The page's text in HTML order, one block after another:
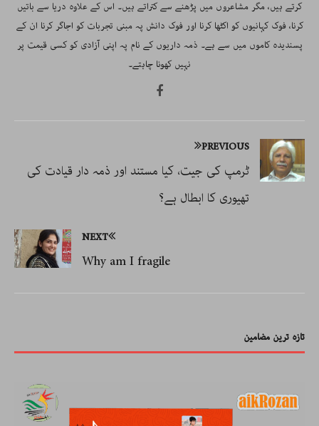
کرتے ہیں، مگر مشاعروں میں پڑھنے سے کتراتے ہیں۔ اس کے علاوہ دریا سے باتیں
کرنا، فوک کہانیوں کو اکٹھا کرنا اور فوک دانش پہ مبنی تجربات کو اجاگر کرنا ان کے
پسندیدہ کاموں میں سے ہے۔ ذمہ داریوں کے نام پہ اپنی آزادی کو کسی قیمت پر
نہیں کھونا چاہتے۔
PREVIOUS
ٹرمپ کی جیت، کیا مستند اور ذمہ دار قیادت کی
تھیوری کا ابطال ہے؟
NEXT
Why am I fragile
تازہ ترین مضامین